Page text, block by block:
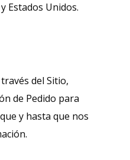
Estados Unidos.
del Sitio,
de Pedido para
y hasta que nos